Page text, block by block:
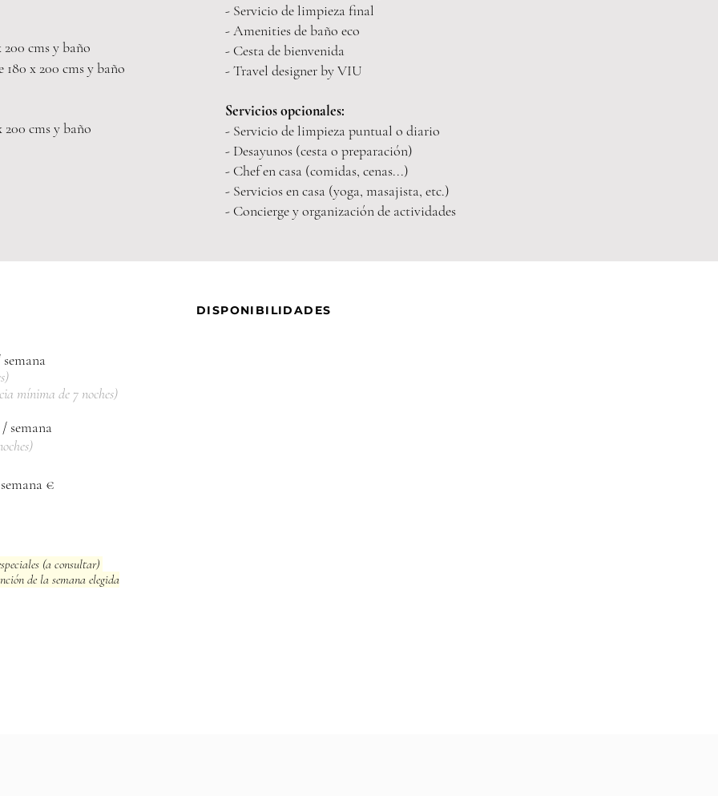
cms y baño
180 x 200 cms ybaño
200 cms ybaño
- Servicio de limpieza final
- Amenities de baño eco
- Cesta de bienvenida
- Travel designer by VIU
Servicios opcionales:
- Servicio de limpieza puntual o diario
- Desayunos (cesta o preparación)
- Chef en casa (comidas, cenas...)
- Servicios en casa (yoga, masajista, etc.)
- Concierge y organización de actividades
mínima de 7 noches)
semana
€
(a consultar)
de la semana elegida
DISPONIBILIDADES